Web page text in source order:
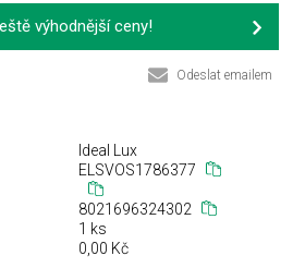
výhodnější ceny!
Odeslat emailem
Ideal Lux
ELSVOS1786377
8021696324302
1 ks
0,00 Kč